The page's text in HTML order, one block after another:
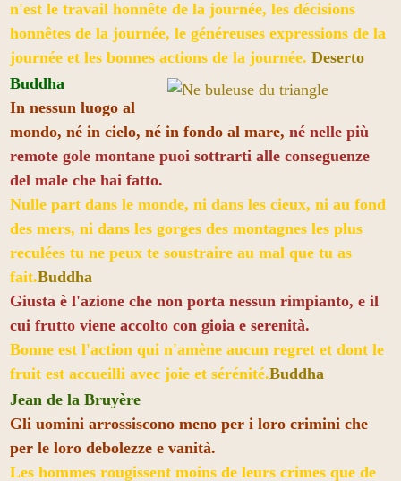
n'est le travail honnête de la journée, les décisions
honnêtes de la journée, le généreuses expressions de la
journée et les bonnes actions de la journée. Deserto
Buddha
In nessun luogo al
mondo, né in cielo, né in fondo al mare, né nelle più
remote gole montane puoi sottrarti alle conseguenze
del male che hai fatto.
Nulle part dans le monde, ni dans les cieux, ni au fond
des mers, ni dans les gorges des montagnes les plus
reculées tu ne peux te soustraire au mal que tu as
fait.Buddha
Giusta è l'azione che non porta nessun rimpianto, e il
cui frutto viene accolto con gioia e serenità.
Bonne est l'action qui n'amène aucun regret et dont le
fruit est accueilli avec joie et sérénité.Buddha
Jean de la Bruyère
Gli uomini arrossiscono meno per i loro crimini che
per le loro debolezze e vanità.
Les hommes rougissent moins de leurs crimes que de